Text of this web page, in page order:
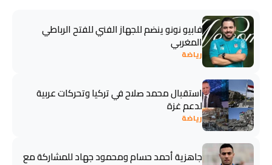
فابيو نونو ينضم للجهاز الفني للفتح الرباطي
المغربي
رياضة
استقبال محمد صلاح في تركيا وتحركات عربية
لدعم غزة
رياضة
جاهزية أحمد حسام ومحمود جهاد للمشاركة مع